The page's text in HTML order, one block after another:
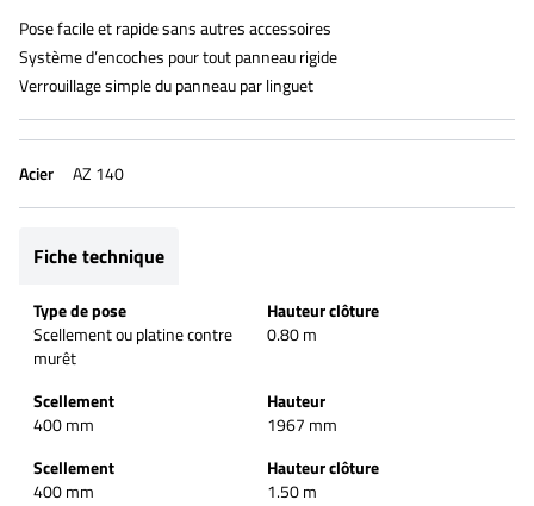
Pose facile et rapide sans autres accessoires
Système d’encoches pour tout panneau rigide
Verrouillage simple du panneau par linguet
Acier AZ 140
Fiche technique
Type de pose
Scellement ou platine contre
murêt
Hauteur clôture
0.80 m
Scellement
400 mm
Hauteur
1967 mm
Scellement
400 mm
Hauteur clôture
1.50 m